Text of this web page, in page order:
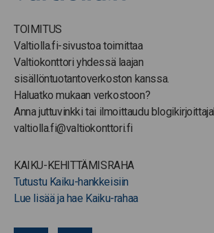
TOIMITUS
Valtiolla.fi-sivustoa toimittaa
Valtiokonttori yhdessä laajan
sisällöntuotantoverkoston kanssa.
Haluatko mukaan verkostoon?
Anna juttuvinkki tai ilmoittaudu
valtiolla.fi@valtiokonttori.fi
KAIKU-KEHITTÄMISRAHA
Tutustu Kaiku-hankkeisiin
Lue lisää ja hae Kaiku-rahaa